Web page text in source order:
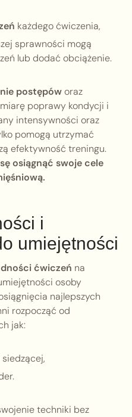
każdego ćwiczenia,
sprawności mogą
lub dodać obciążenie.
postępóworaz
poprawy kondycji i
intensywności oraz
pomogą utrzymać
efektywność treningu.
osiągnąć swoje cele
i
umiejętności
ćwiczeń na
osoby
najlepszych
rozpocząć od
jak:
techniki bez